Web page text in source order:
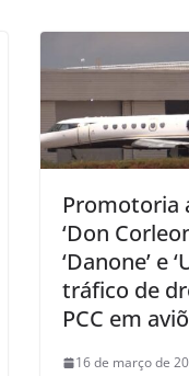
Promotoria
‘Don
‘Danone’ e
tráfico de
PCC em
16 de março de